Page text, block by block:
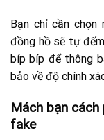
Bạn chỉ cần
đồng hồ sẽ tự
bíp bíp để thông
bảo về độ chính
Mách bạn
fake